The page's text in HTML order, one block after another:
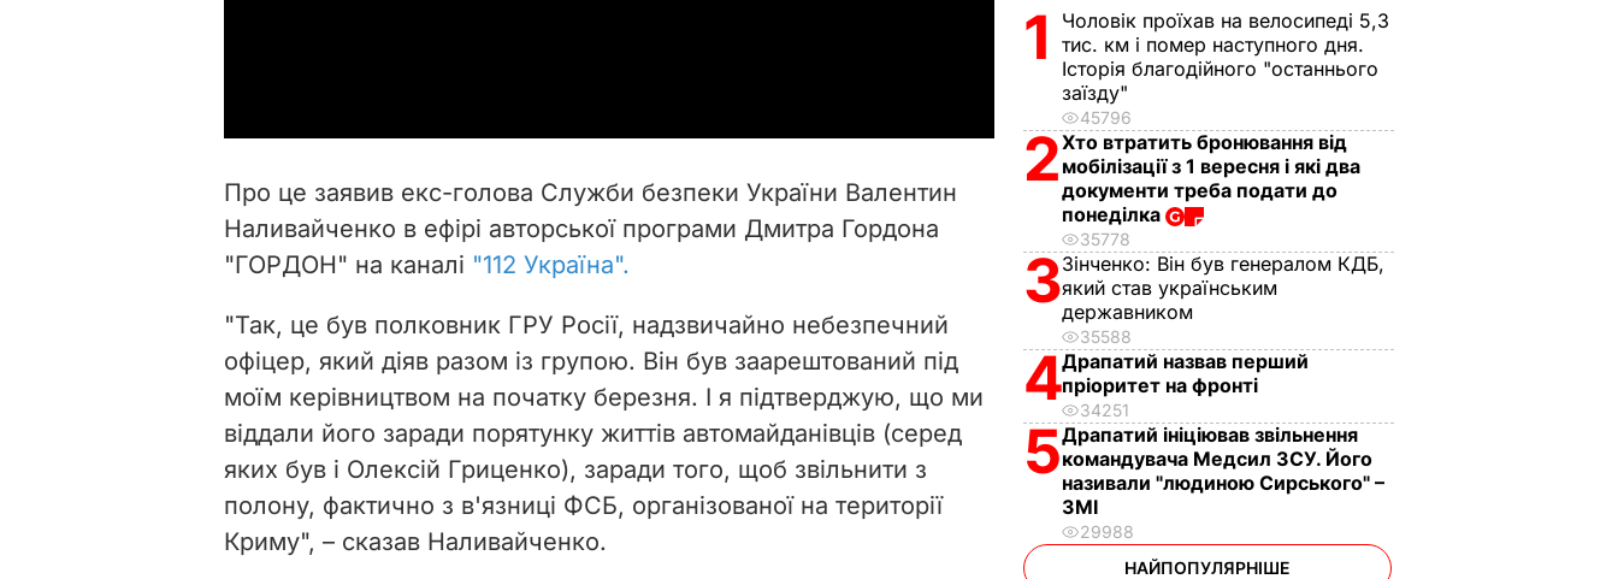
i
d
e
o
Про це заявив екс-голова Служби безпеки України Валентин
Наливайченко в ефірі авторської програми Дмитра Гордона
"ГОРДОН" на каналі "112 Україна".
"Так, це був полковник ГРУ Росії, надзвичайно небезпечний
офіцер, який діяв разом із групою. Він був заарештований під
моїм керівництвом на початку березня. І я підтверджую, що ми
віддали його заради порятунку життів автомайданівців (серед
яких був і Олексій Гриценко), заради того, щоб звільнити з
полону, фактично з в'язниці ФСБ, організованої на території
Криму", – сказав Наливайченко.
1
Чоловік проїхав на велосипеді 5,3
тис. км і помер наступного дня.
Історія благодійного "останнього
заїзду"
45796
2Хто втратить бронювання від
мобілізації з 1 вересня і які два
документи треба подати до
понеділка
35778
3Зінченко: Він був генералом КДБ,
який став українським
державником
35588
4Драпатий назвав перший
пріоритет на фронті
34251
5Драпатий ініціював звільнення
командувача Медсил ЗСУ. Його
називали "людиною Сирського" –
ЗМІ
29988
НАЙПОПУЛЯРНІШЕ